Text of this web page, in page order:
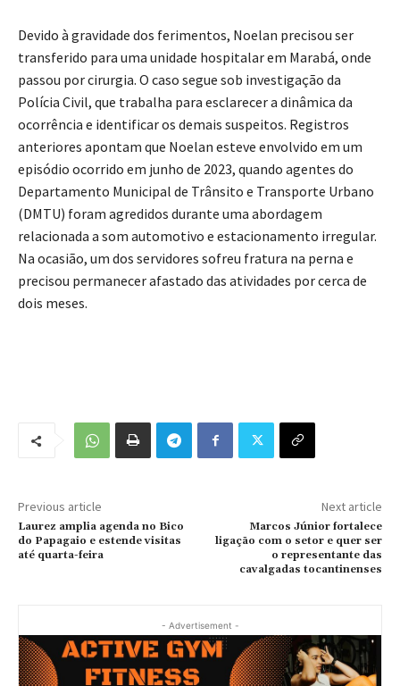
Devido à gravidade dos ferimentos, Noelan precisou ser
transferido para uma unidade hospitalar em Marabá, onde
passou por cirurgia. O caso segue sob investigação da
Polícia Civil, que trabalha para esclarecer a dinâmica da
ocorrência e identificar os demais suspeitos. Registros
anteriores apontam que Noelan esteve envolvido em um
episódio ocorrido em junho de 2023, quando agentes do
Departamento Municipal de Trânsito e Transporte Urbano
(DMTU) foram agredidos durante uma abordagem
relacionada a som automotivo e estacionamento irregular.
Na ocasião, um dos servidores sofreu fratura na perna e
precisou permanecer afastado das atividades por cerca de
dois meses.
Previous article
Laurez amplia agenda no Bico
do Papagaio e estende visitas
até quarta-feira
Next article
Marcos Júnior fortalece
ligação com o setor e quer ser
o representante das
cavalgadas tocantinenses
- Advertisement -